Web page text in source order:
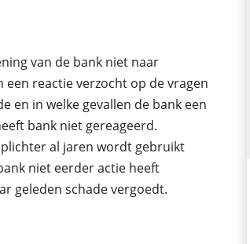
van de bank niet naar
reactie verzocht op de vragen
en in welke gevallen de bank een
bank niet gereageerd.
al jaren wordt gebruikt
niet eerder actie heeft
geleden schade vergoedt.